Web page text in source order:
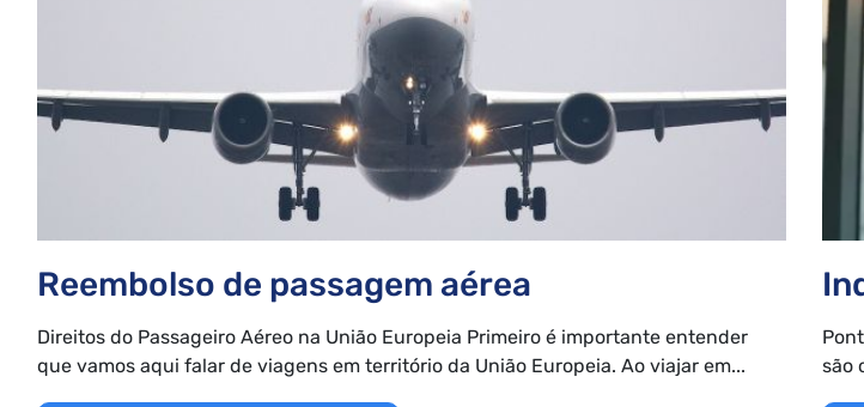
Reembolso de passagem aérea
Direitos do Passageiro Aéreo na União Europeia Primeiro é importante entender
que vamos aqui falar de viagens em território da União Europeia. Ao viajar em...
são